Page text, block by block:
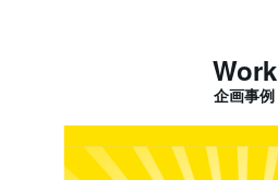
Work
企画事例